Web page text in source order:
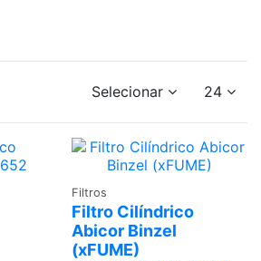
Selecionar 24
Adicionar
Filtros
Filtro Cilíndrico
Abicor Binzel
(xFUME)